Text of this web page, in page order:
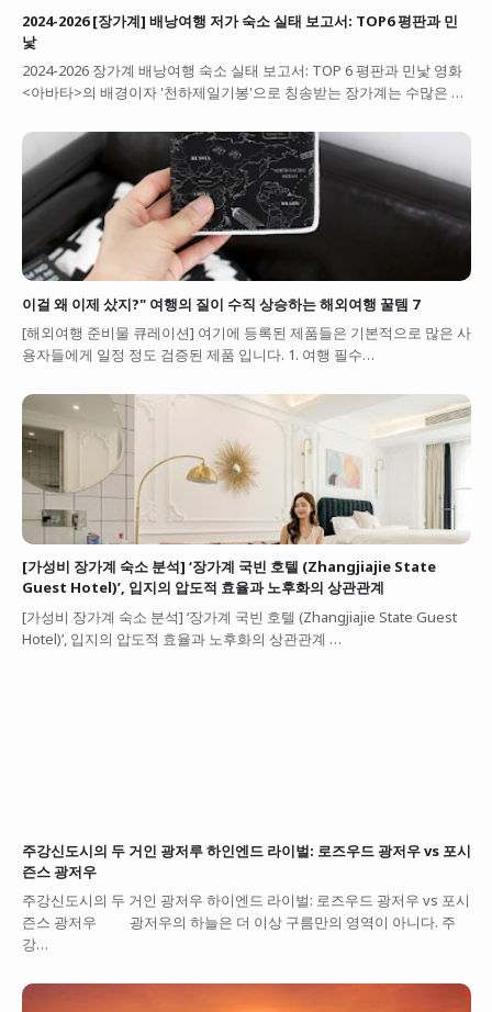
2024-2026 [장가계] 배낭여행 저가 숙소 실태 보고서: TOP6 평판과 민
낯
2024-2026 장가계 배낭여행 숙소 실태 보고서: TOP 6 평판과 민낯 영화
<아바타>의 배경이자 '천하제일기봉'으로 칭송받는 장가계는 수많은 …
이걸 왜 이제 샀지?" 여행의 질이 수직 상승하는 해외여행 꿀템 7
[해외여행 준비물 큐레이션] 여기에 등록된 제품들은 기본적으로 많은 사
용자들에게 일정 정도 검증된 제품 입니다. 1. 여행 필수…
[가성비 장가계 숙소 분석] ‘장가계 국빈 호텔 (Zhangjiajie State
Guest Hotel)’, 입지의 압도적 효율과 노후화의 상관관계
[가성비 장가계 숙소 분석] ‘장가계 국빈 호텔 (Zhangjiajie State Guest
Hotel)’, 입지의 압도적 효율과 노후화의 상관관계 …
주강신도시의 두 거인 광저루 하인엔드 라이벌: 로즈우드 광저우 vs 포시
즌스 광저우
주강신도시의 두 거인 광저우 하이엔드 라이벌: 로즈우드 광저우 vs 포시
즌스 광저우 광저우의 하늘은 더 이상 구름만의 영역이 아니다. 주
강…